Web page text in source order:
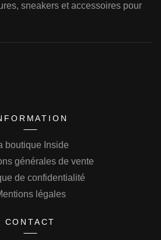
sneakers et accessoires pour
boutique Inside
générales de vente
de confidentialité
légales
CONTACT